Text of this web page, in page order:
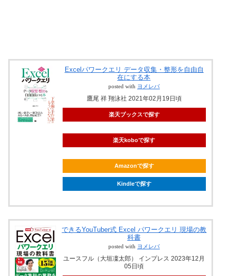
Excelパワークエリ データ収集・整形を自由自
在にする本
posted with ヨメレバ
鷹尾 祥 翔泳社 2021年02月19日頃
楽天ブックスで探す
楽天koboで探す
Amazonで探す
Kindleで探す
できるYouTuber式 Excel パワークエリ 現場の教
科書
posted with ヨメレバ
ユースフル（大垣凜太郎） インプレス 2023年12月
05日頃